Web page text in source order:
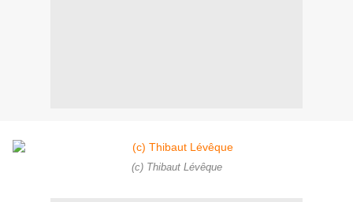
(c) Thibaut Lévêque